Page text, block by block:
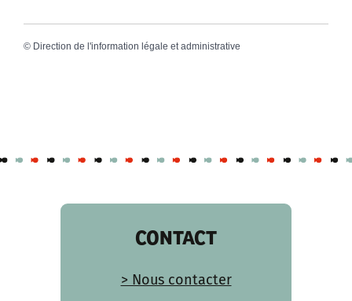
© Direction de l'information légale et administrative
CONTACT
> Nous contacter